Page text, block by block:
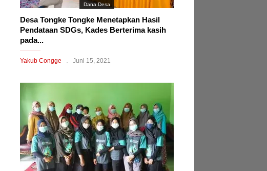
Dana Desa
Desa Tongke Tongke Menetapkan Hasil
Pendataan SDGs, Kades Berterima kasih
pada...
Yakub Congge Juni 15, 2021